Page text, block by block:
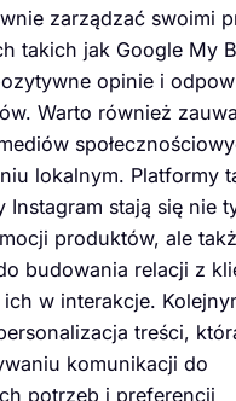
zarządzać swoimi
takich jak Google My
opinie i
Warto również
lokalnym. Platformy
Instagram stają się nie
produktów, ale
budowania relacji z
w interakcje.
treści,
komunikacji do
potrzeb i preferencji